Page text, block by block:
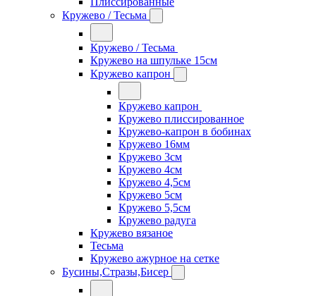
Кружево / Тесьма
Кружево / Тесьма
Кружево на шпульке 15см
Кружево капрон
Кружево капрон
Кружево плиссированное
Кружево-капрон в бобинах
Кружево 16мм
Кружево 3см
Кружево 4см
Кружево 4,5см
Кружево 5см
Кружево 5,5см
Кружево радуга
Кружево вязаное
Тесьма
Кружево ажурное на сетке
Бусины,Стразы,Бисер